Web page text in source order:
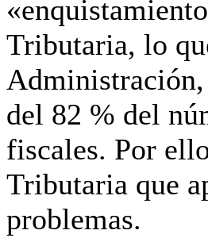
Tributaria, lo
del 82 % del
fiscales. Por
Tributaria que
problemas.